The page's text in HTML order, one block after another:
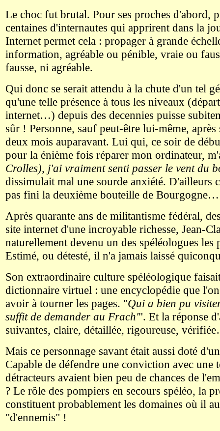
Le choc fut brutal. Pour ses proches d'abord,
centaines d'internautes qui apprirent dans la
Internet permet cela : propager à grande
information, agréable ou pénible, vraie ou
fausse, ni agréable.
Qui donc se serait attendu à la chute d'un tel
qu'une telle présence à tous les niveaux
internet…) depuis des decennies puisse
sûr ! Personne, sauf peut-être lui-même,
deux mois auparavant. Lui qui, ce soir de
pour la énième fois réparer mon ordinateur,
Crolles), j'ai vraiment senti passer le vent du
dissimulait mal une sourde anxiété. D'ailleurs
pas fini la deuxième bouteille de Bourgogne…
Après quarante ans de militantisme fédéral,
site internet d'une incroyable richesse, Jean-
naturellement devenu un des spéléologues les
Estimé, ou détesté, il n'a jamais laissé
Son extraordinaire culture spéléologique
dictionnaire virtuel : une encyclopédie que
avoir à tourner les pages. "Qui a bien pu
suffit de demander au Frach'". Et la réponse
suivantes, claire, détaillée, rigoureuse,
Mais ce personnage savant était aussi doté
Capable de défendre une conviction avec une
détracteurs avaient bien peu de chances de
? Le rôle des pompiers en secours spéléo, la
constituent probablement les domaines où il
"d'ennemis" !